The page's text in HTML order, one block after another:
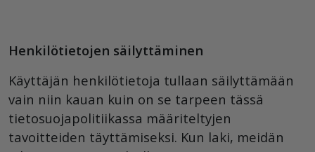
Henkilötietojen säilyttäminen
Käyttäjän henkilötietoja tullaan säilyttämään
vain niin kauan kuin on se tarpeen tässä
tietosuojapolitiikassa määriteltyjen
tavoitteiden täyttämiseksi. Kun laki, meidän